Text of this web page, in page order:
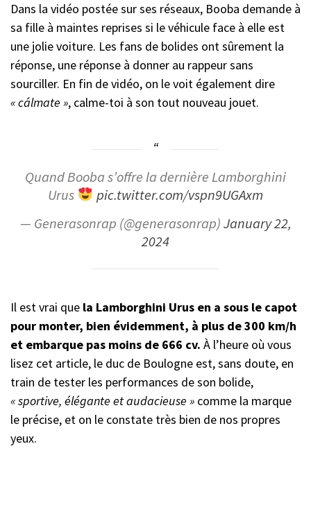
Dans la vidéo postée sur ses réseaux, Booba demande à
sa fille à maintes reprises si le véhicule face à elle est
une jolie voiture. Les fans de bolides ont sûrement la
réponse, une réponse à donner au rappeur sans
sourciller. En fin de vidéo, on le voit également dire
« cálmate », calme-toi à son tout nouveau jouet.
Quand Booba s’offre la dernière Lamborghini
Urus
pic.twitter.com/vspn9UGAxm
— Generasonrap (@generasonrap)January 22,
2024
Il est vrai que la Lamborghini Urus en a sous le capot
pour monter, bien évidemment, à plus de 300 km/h
et embarque pas moins de 666 cv. À l’heure où vous
lisez cet article, le duc de Boulogne est, sans doute, en
train de tester les performances de son bolide,
« sportive, élégante et audacieuse » comme la marque
le précise, et on le constate très bien de nos propres
yeux.